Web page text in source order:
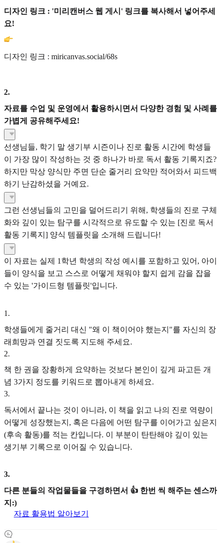
디자인 링크 : '미리캔버스 웹 게시' 링크를 복사해서 넣어주세
요!
디자인 링크 : miricanvas.social/68s
2.
자료를 수업 및 운영에서 활용하시면서 다양한 경험 및 사례를
가볍게 공유해주세요!
선생님들, 학기 말 생기부 시즌이나 진로 활동 시간에 학생들
이 가장 많이 작성하는 것 중 하나가 바로 독서 활동 기록지죠?
하지만 막상 양식만 주면 단순 줄거리 요약만 적어와서 피드백
하기 난감하셨을 거예요.
그런 선생님들의 고민을 덜어드리기 위해, 학생들의 진로 구체
화와 깊이 있는 탐구를 시각적으로 유도할 수 있는 [진로 독서
활동 기록지] 양식 템플릿을 소개해 드립니다!
이 자료는 실제 1학년 학생의 작성 예시를 포함하고 있어, 아이
들이 양식을 보고 스스로 어떻게 채워야 할지 쉽게 감을 잡을
수 있는 '가이드형 템플릿'입니다.
1 .
학생들에게 줄거리 대신 "왜 이 책이어야 했는지"를 자신의 장
래희망과 연결 짓도록 지도해 주세요.
2.
책 한 권을 장황하게 요약하는 것보다 본인이 깊게 파고든 개
념 3가지 정도를 키워드로 뽑아내게 하세요.
3.
독서에서 끝나는 것이 아니라, 이 책을 읽고 나의 진로 역량이
어떻게 성장했는지, 혹은 다음에 어떤 탐구를 이어가고 싶은지
(후속 활동)를 적는 칸입니다. 이 부분이 탄탄해야 깊이 있는
생기부 기록으로 이어질 수 있습니다.
3.
다른 분들의 작업물들을 구경하면서 👍 한번 씩 해주는 센스까
지:)
자료 활용법 알아보기